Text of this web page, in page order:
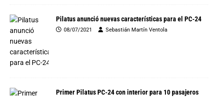
Pilatus anunció nuevas características para el PC-24
08/07/2021 Sebastián Martín Ventola
Primer Pilatus PC-24 con interior para 10 pasajeros